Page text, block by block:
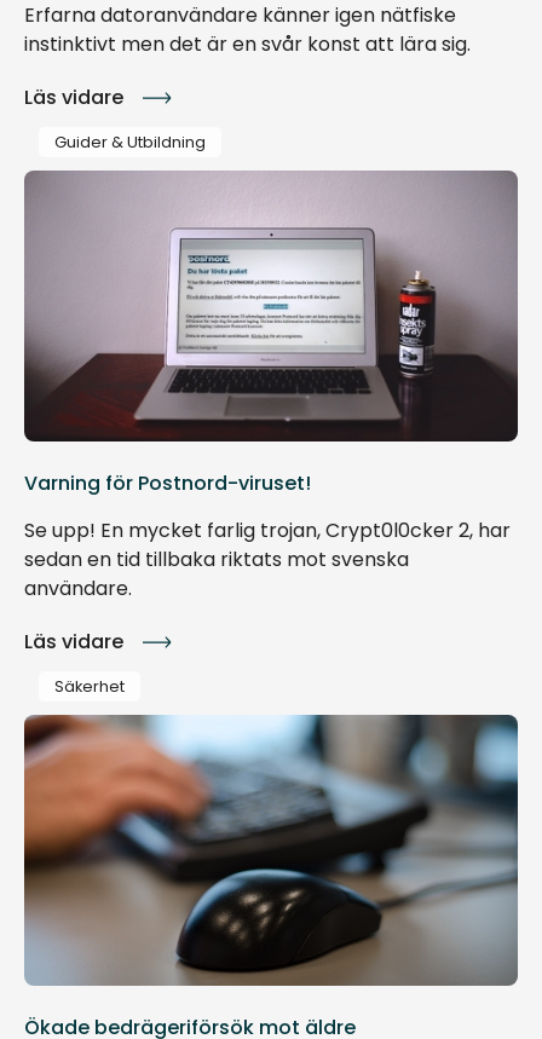
Erfarna datoranvändare känner igen nätfiske
instinktivt men det är en svår konst att lära sig.
Läs vidare
Guider & Utbildning
Varning för Postnord-viruset!
Se upp! En mycket farlig trojan, Crypt0l0cker 2, har
sedan en tid tillbaka riktats mot svenska
användare.
Läs vidare
Säkerhet
Ökade bedrägeriförsök mot äldre